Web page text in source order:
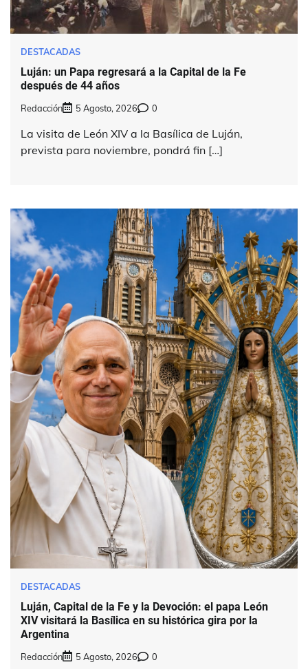
DESTACADAS
Luján: un Papa regresará a la Capital de la Fe
después de 44 años
Redacción 5 Agosto, 2026 0
La visita de León XIV a la Basílica de Luján,
prevista para noviembre, pondrá fin […]
DESTACADAS
Luján, Capital de la Fe y la Devoción: el papa León
XIV visitará la Basílica en su histórica gira por la
Argentina
Redacción 5 Agosto, 2026 0